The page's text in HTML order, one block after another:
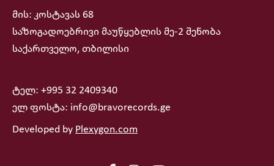
მის: კოსტავას 68
საზოგადოებრივი მაუწყებლის მე-2 შენობა
საქართველო, თბილისი
ტელ: +995 32 2409340
ელ ფოსტა: info@bravorecords.ge
Developed by Plexygon.com